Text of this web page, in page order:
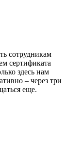
сотрудникам
сертификата
здесь нам
– через три
еще.